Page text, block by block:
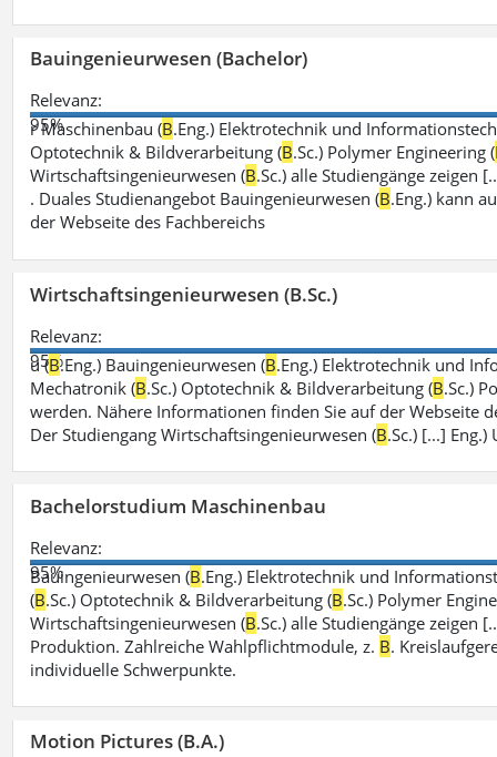
Bauingenieurwesen (Bachelor)
Relevanz:
95%
r Maschinenbau (B.Eng.) Elektrotechnik und
Optotechnik & Bildverarbeitung (B.Sc.) Polymer Engineering (
Wirtschaftsingenieurwesen (B.Sc.) alle Studiengänge
. Duales Studienangebot Bauingenieurwesen (B.Eng.) kann
der Webseite des Fachbereichs
Wirtschaftsingenieurwesen (B.Sc.)
Relevanz:
95%
u (B.Eng.) Bauingenieurwesen (B.Eng.) Elektrotechnik und
Mechatronik (B.Sc.) Optotechnik & Bildverarbeitung (B.Sc.)
werden. Nähere Informationen finden Sie auf der Webseite
Der Studiengang Wirtschaftsingenieurwesen (B.Sc.) [...]
Bachelorstudium Maschinenbau
Relevanz:
95%
Bauingenieurwesen (B.Eng.) Elektrotechnik und
(B.Sc.) Optotechnik & Bildverarbeitung (B.Sc.) Polymer
Wirtschaftsingenieurwesen (B.Sc.) alle Studiengänge
Produktion. Zahlreiche Wahlpflichtmodule, z. B.
individuelle Schwerpunkte.
Motion Pictures (B.A.)